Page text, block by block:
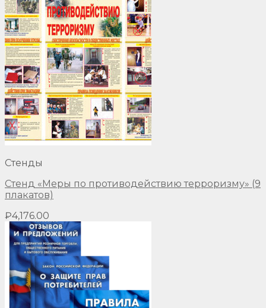
Стенды
Стенд «Меры по противодействию терроризму» (9
плакатов)
₽4,176.00